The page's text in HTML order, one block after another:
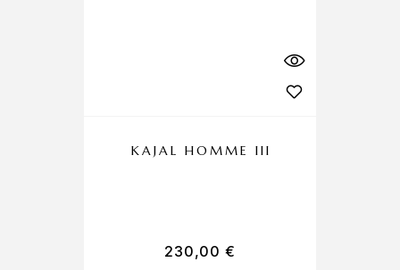
KAJAL HOMME III
230,00 €